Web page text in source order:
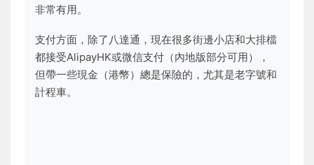
非常有用。
支付方面，除了八達通，現在很多街邊小店和大排檔
都接受AlipayHK或微信支付（內地版部分可用），
但帶一些現金（港幣）總是保險的，尤其是老字號和
計程車。